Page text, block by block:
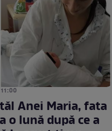
Anei Maria, fata
o lună după ce a